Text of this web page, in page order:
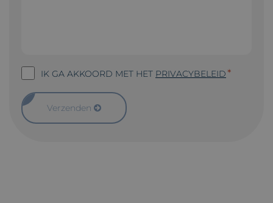
Toestemming
privacybeleid
*
IK GA AKKOORD MET HET PRIVACYBELEID*
Verzenden